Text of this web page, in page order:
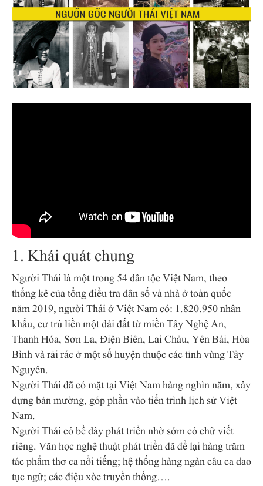
1. Khái quát chung
Người Thái là một trong 54 dân tộc Việt Nam, theo
thống kê của tổng điều tra dân số và nhà ở toàn quốc
năm 2019, người Thái ở Việt Nam có: 1.820.950 nhân
khẩu, cư trú liền một dải đất từ miền Tây Nghệ An,
Thanh Hóa, Sơn La, Điện Biên, Lai Châu, Yên Bái, Hòa
Bình và rải rác ở một số huyện thuộc các tỉnh vùng Tây
Nguyên.
Người Thái đã có mặt tại Việt Nam hàng nghìn năm, xây
dựng bản mường, góp phần vào tiến trình lịch sử Việt
Nam.
Người Thái có bề dày phát triển nhờ sớm có chữ viết
riêng. Văn học nghệ thuật phát triển đã để lại hàng trăm
tác phẩm thơ ca nổi tiếng; hệ thống hàng ngàn câu ca dao
tục ngữ; các điệu xòe truyền thống….